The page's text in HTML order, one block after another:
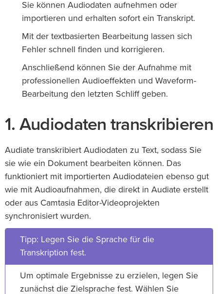
Sie können Audiodaten aufnehmen oder
importieren und erhalten sofort ein Transkript.
Mit der textbasierten Bearbeitung lassen sich
Fehler schnell finden und korrigieren.
Anschließend können Sie der Aufnahme mit
professionellen Audioeffekten und Waveform-
Bearbeitung den letzten Schliff geben.
1. Audiodaten transkribieren
Audiate transkribiert Audiodaten zu Text, sodass Sie
sie wie ein Dokument bearbeiten können. Das
funktioniert mit importierten Audiodateien ebenso gut
wie mit Audioaufnahmen, die direkt in Audiate erstellt
oder aus Camtasia Editor-Videoprojekten
synchronisiert wurden.
Tipp: Legen Sie die Sprache für die
Transkription fest.
Um optimale Ergebnisse zu erzielen, legen Sie
zunächst die Zielsprache fest. Wählen Sie